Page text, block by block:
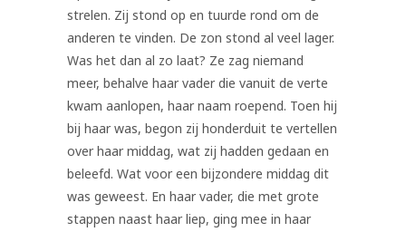
strelen. Zij stond op en tuurde rond om de
anderen te vinden. De zon stond al veel lager.
Was het dan al zo laat? Ze zag niemand
meer, behalve haar vader die vanuit de verte
kwam aanlopen, haar naam roepend. Toen hij
bij haar was, begon zij honderduit te vertellen
over haar middag, wat zij hadden gedaan en
beleefd. Wat voor een bijzondere middag dit
was geweest. En haar vader, die met grote
stappen naast haar liep, ging mee in haar